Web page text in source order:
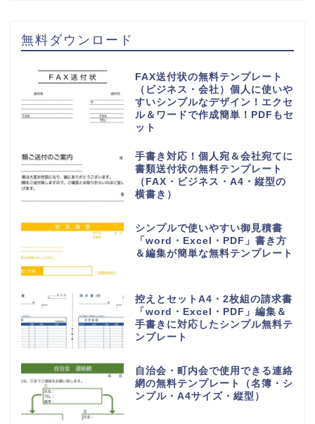
無料ダウンロード
FAX送付状の無料テンプレート
（ビジネス・会社）個人に使いや
すいシンプルなデザイン！エクセ
ル＆ワードで作成簡単！PDFもセ
ット
手書き対応！個人宛＆会社宛てに
書類送付状の無料テンプレート
（FAX・ビジネス・A4・縦型の
横書き）
シンプルで使いやすい御見積書
「word・Excel・PDF」書き方
＆編集が簡単な無料テンプレート
控えとセットA4・2枚組の請求書
「word・Excel・PDF」編集＆
手書きに対応したシンプル無料テ
ンプレート
自治会・町内会で使用できる連絡
網の無料テンプレート（名簿・シ
ンプル・A4サイズ・縦型）